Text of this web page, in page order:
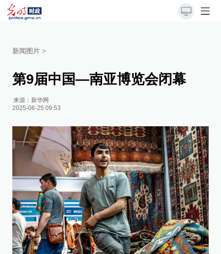
新闻图片 >
第9届中国—南亚博览会闭幕
来源： 新华网
2025-06-25 09:53